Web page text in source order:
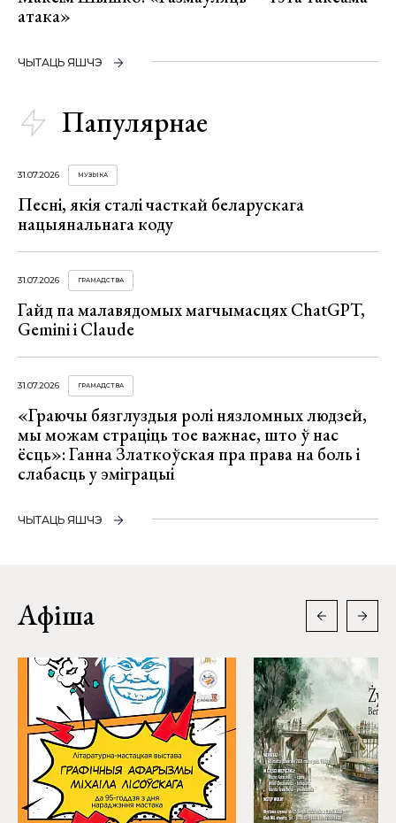
атака»
ЧЫТАЦЬ ЯШЧЭ
Папулярнае
31.07.2026 МУЗЫКА
Песні, якія сталі часткай беларускага
нацыянальнага коду
31.07.2026 ГРАМАДСТВА
Гайд па малавядомых магчымасцях ChatGPT,
Gemini і Claude
31.07.2026 ГРАМАДСТВА
«Граючы бязглуздыя ролі нязломных людзей,
мы можам страціць тое важнае, што ў нас
ёсць»: Ганна Златкоўская пра права на боль і
слабасць у эміграцыі
ЧЫТАЦЬ ЯШЧЭ
Афіша